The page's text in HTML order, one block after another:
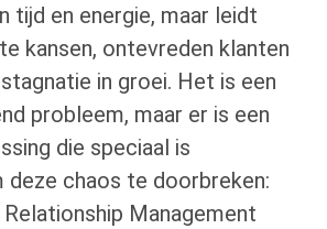
tijd en energie, maar leidt
kansen, ontevreden klanten
in groei. Het is een
probleem, maar er is een
die speciaal is
deze chaos te doorbreken:
Management